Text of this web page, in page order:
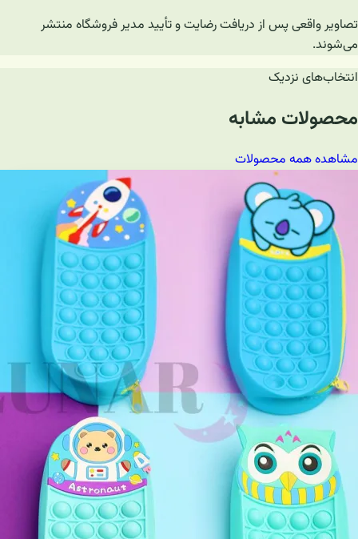
تصاویر واقعی پس از دریافت رضایت و تأیید مدیر فروشگاه منتشر
می‌شوند.
انتخاب‌های نزدیک
محصولات مشابه
مشاهده همه محصولات